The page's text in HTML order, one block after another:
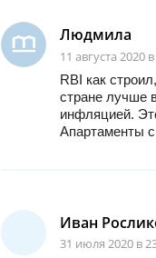
Людмила
11 августа 2020
RBI как
стране лучше
инфляцией.
Апартаменты
Иван
31 июля 2020 в